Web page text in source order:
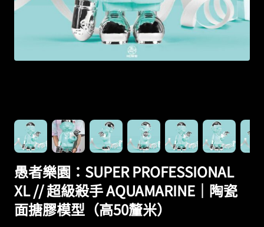
愚者樂園：SUPER PROFESSIONAL
XL // 超級殺手 AQUAMARINE｜陶瓷
面搪膠模型（高50釐米）